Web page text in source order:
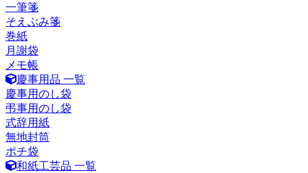
一筆箋
そえぶみ箋
巻紙
月謝袋
メモ帳
慶事用品 一覧
慶事用のし袋
弔事用のし袋
式辞用紙
無地封筒
ポチ袋
和紙工芸品 一覧